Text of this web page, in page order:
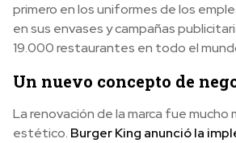
primero en los uniformes de los
en sus envases y campañas
19.000 restaurantes en todo el
Un nuevo concepto de
La renovación de la marca fue mucho
estético. Burger King anunció la